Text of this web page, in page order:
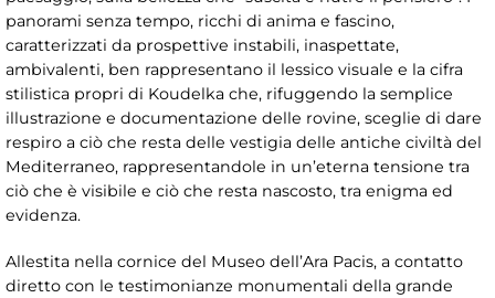
panorami senza tempo, ricchi di anima e fascino,
caratterizzati da prospettive instabili, inaspettate,
ambivalenti, ben rappresentano il lessico visuale e la cifra
stilistica propri di Koudelka che, rifuggendo la semplice
illustrazione e documentazione delle rovine, sceglie di dare
respiro a ciò che resta delle vestigia delle antiche civiltà del
Mediterraneo, rappresentandole in un’eterna tensione tra
ciò che è visibile e ciò che resta nascosto, tra enigma ed
evidenza.
Allestita nella cornice del Museo dell’Ara Pacis, a contatto
diretto con le testimonianze monumentali della grande